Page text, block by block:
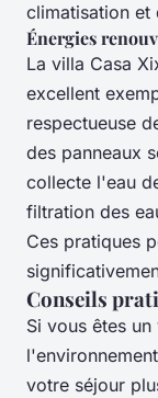
climatisation et
Énergies
La villa Casa
excellent
respectueuse
des panneaux
collecte l'eau
filtration des
Ces pratiques
Conseils
Si vous êtes
votre séjour